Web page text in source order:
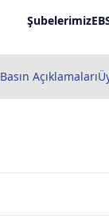
Şubelerimiz
Basın Açıklamaları